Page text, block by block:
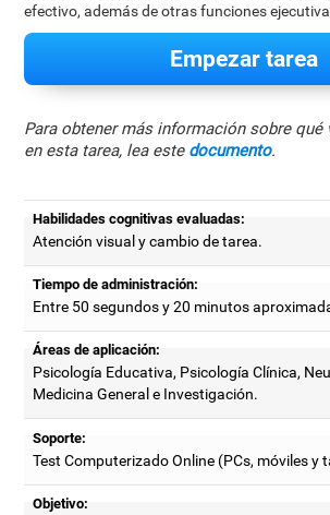
efectivo, además de otras funciones
Empezar tarea
Para obtener más información sobre qué
en esta tarea, lea este documento.
Habilidades cognitivas evaluadas:
Atención visual y cambio de tarea.
Tiempo de administración:
Entre 50 segundos y 20 minutos
Áreas de aplicación:
Psicología Educativa, Psicología Clínica,
Medicina General e Investigación.
Soporte:
Test Computerizado Online (PCs, móviles y
Objetivo: